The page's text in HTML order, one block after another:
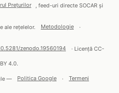
Prețurilor , feed-uri directe SOCAR și
ale rețelelor. Metodologie ·
zenodo.19560194 · Licență CC-
BY 4.0.
— Politica Google · Termeni